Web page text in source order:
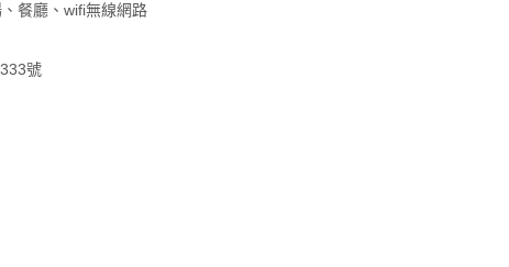
餐廳、wifi無線網路
號